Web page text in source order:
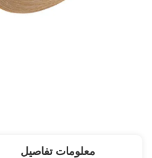
معلومات تفاصيل